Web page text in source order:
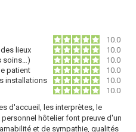
10.0
lieux
10.0
soins…)
10.0
patient
10.0
installations
10.0
10.0
d'accueil, les interprètes, le
hôtelier font preuve d'un
et de sympathie, qualités